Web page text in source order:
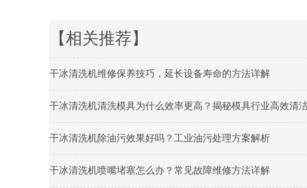
【相关推荐】
干冰清洗机维修保养技巧，延长设备寿命的方法详解
干冰清洗机清洗模具为什么效率更高？揭秘模具行业高效清
干冰清洗机除油污效果好吗？工业油污处理方案解析
干冰清洗机喷嘴堵塞怎么办？常见故障维修方法详解